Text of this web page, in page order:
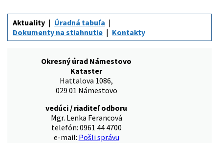
Aktuality
Úradná tabuľa
Dokumenty na stiahnutie
Kontakty
Okresný úrad Námestovo
Kataster
Hattalova 1086,
029 01 Námestovo
vedúci / riaditeľ odboru
Mgr. Lenka Ferancová
telefón: 0961 44 4700
e-mail: Pošli správu